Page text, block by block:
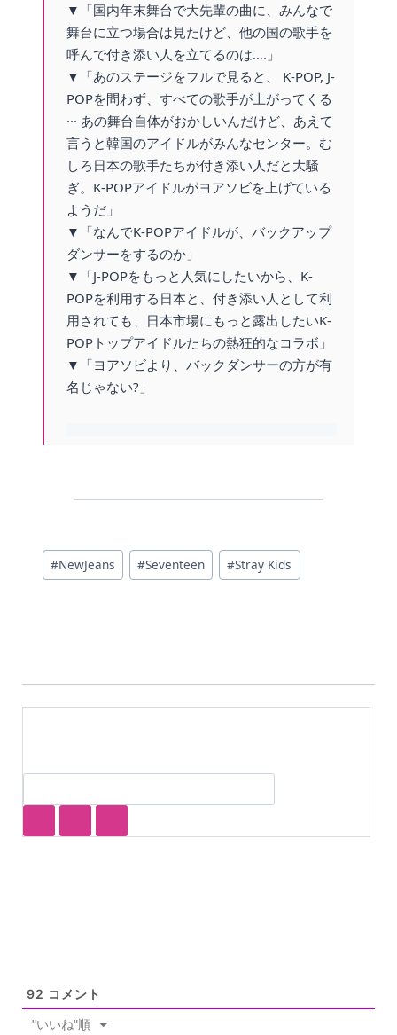
▼「国内年末舞台で大先輩の曲に、みんなで
舞台に立つ場合は見たけど、他の国の歌手を
呼んで付き添い人を立てるのは….」
▼「あのステージをフルで見ると、 K-POP, J-
POPを問わず、すべての歌手が上がってくる
··· あの舞台自体がおかしいんだけど、あえて
言うと韓国のアイドルがみんなセンター。む
しろ日本の歌手たちが付き添い人だと大騒
ぎ。K-POPアイドルがヨアソビを上げている
ようだ」
▼「なんでK-POPアイドルが、バックアップ
ダンサーをするのか」
▼「J-POPをもっと人気にしたいから、K-
POPを利用する日本と、付き添い人として利
用されても、日本市場にもっと露出したいK-
POPトップアイドルたちの熱狂的なコラボ」
▼「ヨアソビより、バックダンサーの方が有
名じゃない?」
投
稿
#NewJeans #Seventeen #Stray Kids
92 コメント
"いいね"順